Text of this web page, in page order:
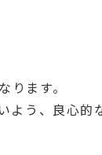
ます。
よう、良心的